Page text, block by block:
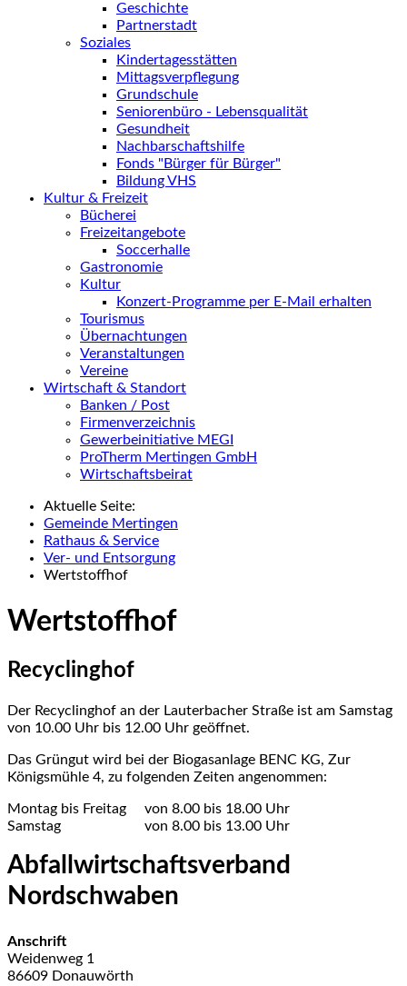
Geschichte
Partnerstadt
Soziales
Kindertagesstätten
Mittagsverpflegung
Grundschule
Seniorenbüro - Lebensqualität
Gesundheit
Nachbarschaftshilfe
Fonds "Bürger für Bürger"
Bildung VHS
Kultur & Freizeit
Bücherei
Freizeitangebote
Soccerhalle
Gastronomie
Kultur
Konzert-Programme per E-Mail erhalten
Tourismus
Übernachtungen
Veranstaltungen
Vereine
Wirtschaft & Standort
Banken / Post
Firmenverzeichnis
Gewerbeinitiative MEGI
ProTherm Mertingen GmbH
Wirtschaftsbeirat
Aktuelle Seite:
Gemeinde Mertingen
Rathaus & Service
Ver- und Entsorgung
Wertstoffhof
Wertstoffhof
Recyclinghof
Der Recyclinghof an der Lauterbacher Straße ist am Samstag
von 10.00 Uhr bis 12.00 Uhr geöffnet.
Das Grüngut wird bei der Biogasanlage BENC KG, Zur
Königsmühle 4, zu folgenden Zeiten angenommen:
Montag bis Freitag von 8.00 bis 18.00 Uhr
Samstag von 8.00 bis 13.00 Uhr
Abfallwirtschaftsverband
Nordschwaben
Anschrift
Weidenweg 1
86609 Donauwörth